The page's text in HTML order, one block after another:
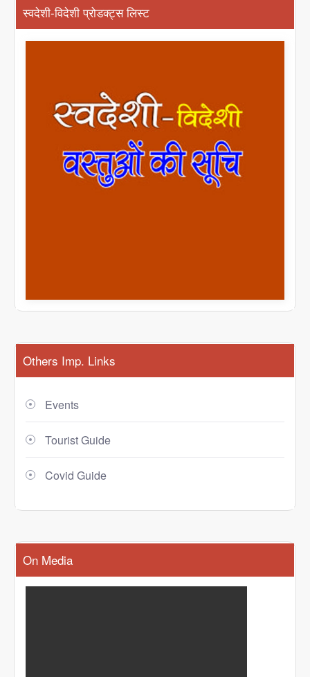
स्वदेशी-विदेशी प्रोडक्ट्स लिस्ट
Others Imp. Links
Events
Tourist Guide
Covid Guide
On Media